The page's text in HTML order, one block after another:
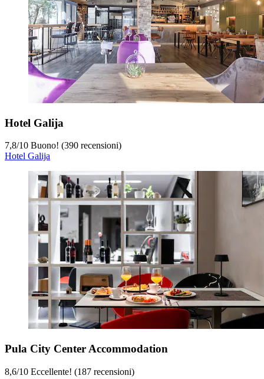
Hotel Galija
7,8/10 Buono! (390 recensioni)
Hotel Galija
Pula City Center Accommodation
8,6/10 Eccellente! (187 recensioni)